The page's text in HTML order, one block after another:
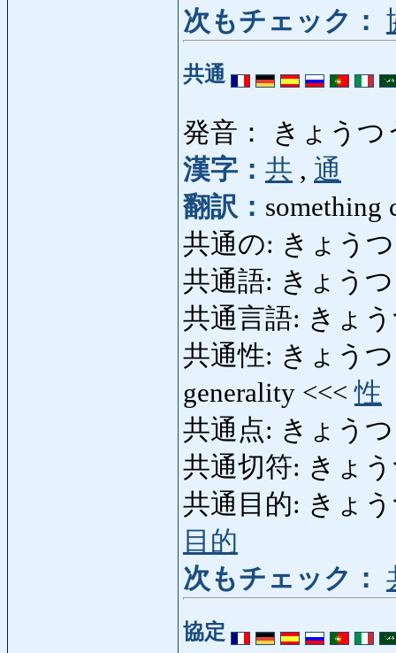
次もチェック：
共通
発音： きょうつ
漢字： 共 , 通
翻訳： something
共通の: きょうつ
共通語: きょう
共通言語: きょ
共通性: きょうつ
generality <<<性
共通点: きょう
共通切符: きょ
共通目的: きょう
目的
次もチェック：
協定